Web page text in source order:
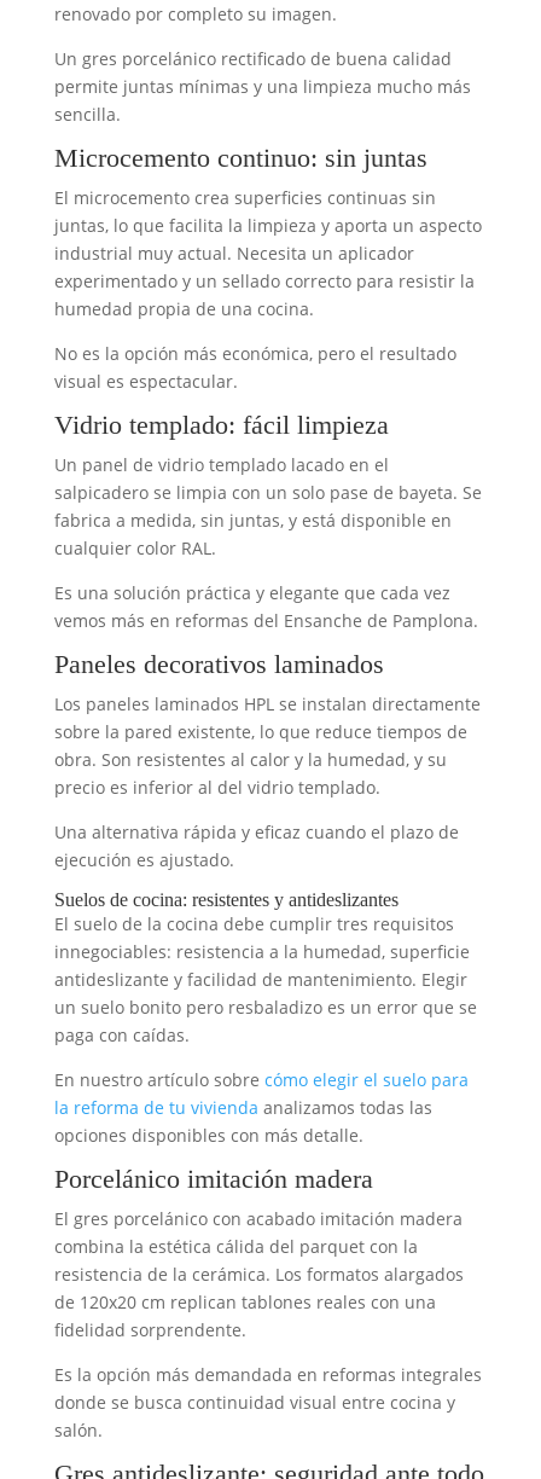
renovado por completo su imagen.
Un gres porcelánico rectificado de buena calidad
permite juntas mínimas y una limpieza mucho más
sencilla.
Microcemento continuo: sin juntas
El microcemento crea superficies continuas sin
juntas, lo que facilita la limpieza y aporta un aspecto
industrial muy actual. Necesita un aplicador
experimentado y un sellado correcto para resistir la
humedad propia de una cocina.
No es la opción más económica, pero el resultado
visual es espectacular.
Vidrio templado: fácil limpieza
Un panel de vidrio templado lacado en el
salpicadero se limpia con un solo pase de bayeta. Se
fabrica a medida, sin juntas, y está disponible en
cualquier color RAL.
Es una solución práctica y elegante que cada vez
vemos más en reformas del Ensanche de Pamplona.
Paneles decorativos laminados
Los paneles laminados HPL se instalan directamente
sobre la pared existente, lo que reduce tiempos de
obra. Son resistentes al calor y la humedad, y su
precio es inferior al del vidrio templado.
Una alternativa rápida y eficaz cuando el plazo de
ejecución es ajustado.
Suelos de cocina: resistentes y antideslizantes
El suelo de la cocina debe cumplir tres requisitos
innegociables: resistencia a la humedad, superficie
antideslizante y facilidad de mantenimiento. Elegir
un suelo bonito pero resbaladizo es un error que se
paga con caídas.
En nuestro artículo sobre cómo elegir el suelo para
la reforma de tu vivienda analizamos todas las
opciones disponibles con más detalle.
Porcelánico imitación madera
El gres porcelánico con acabado imitación madera
combina la estética cálida del parquet con la
resistencia de la cerámica. Los formatos alargados
de 120x20 cm replican tablones reales con una
fidelidad sorprendente.
Es la opción más demandada en reformas integrales
donde se busca continuidad visual entre cocina y
salón.